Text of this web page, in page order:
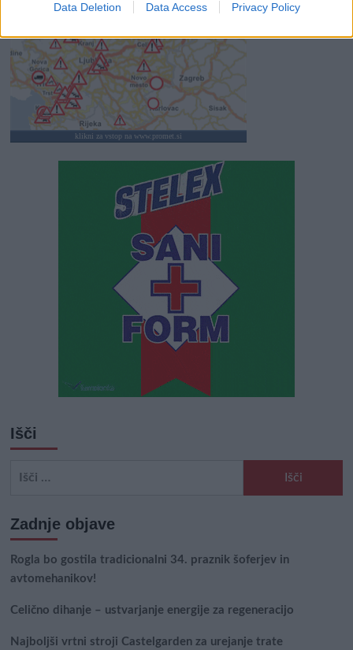
Data Deletion Data Access Privacy Policy
klikni za vstop na www.promet.si
Išči
Zadnje objave
Rogla bo gostila tradicionalni 34. praznik šoferjev in
avtomehanikov!
Celično dihanje – ustvarjanje energije za regeneracijo
Najboljši vrtni stroji Castelgarden za urejanje trate